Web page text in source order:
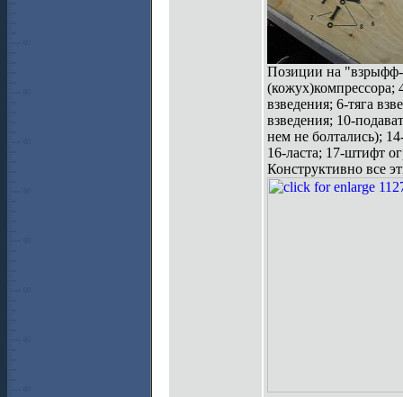
Позиции на "взрыфф-
(кожух)компрессора;
взведения; 6-тяга
взведения; 10-
нем не болтались);
16-ласта; 17-штифт
Конструктивно все